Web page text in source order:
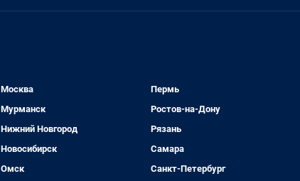
Москва
Мурманск
Нижний Новгород
Новосибирск
Омск
Пермь
Ростов-на-Дону
Рязань
Самара
Санкт-Петербург